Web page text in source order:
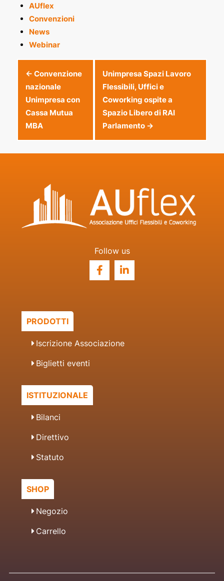
AUflex
Convenzioni
News
Webinar
Post
navigation
← Convenzione
nazionale
Unimpresa con
Cassa Mutua
MBA
Unimpresa Spazi Lavoro
Flessibili, Uffici e
Coworking ospite a
Spazio Libero di RAI
Parlamento →
Follow us
PRODOTTI
Iscrizione Associazione
Biglietti eventi
ISTITUZIONALE
Bilanci
Direttivo
Statuto
SHOP
Negozio
Carrello